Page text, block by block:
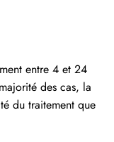
entre 4 et 24
des cas, la
du traitement que